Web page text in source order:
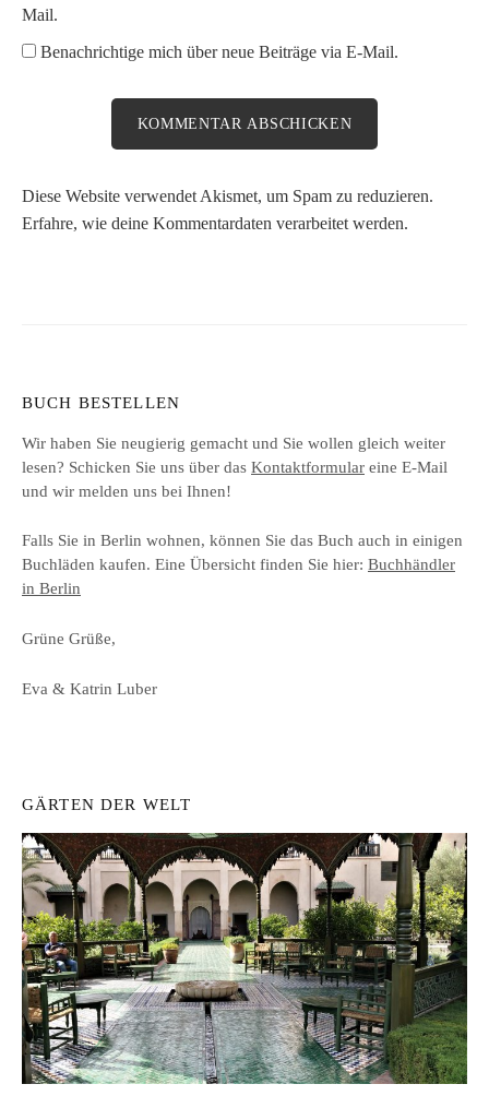
Mail.
Benachrichtige mich über neue Beiträge via E-Mail.
Diese Website verwendet Akismet, um Spam zu reduzieren.
Erfahre, wie deine Kommentardaten verarbeitet werden.
BUCH BESTELLEN
Wir haben Sie neugierig gemacht und Sie wollen gleich weiter
lesen? Schicken Sie uns über das Kontaktformular eine E-Mail
und wir melden uns bei Ihnen!
Falls Sie in Berlin wohnen, können Sie das Buch auch in einigen
Buchläden kaufen. Eine Übersicht finden Sie hier: Buchhändler
in Berlin
Grüne Grüße,
Eva & Katrin Luber
GÄRTEN DER WELT